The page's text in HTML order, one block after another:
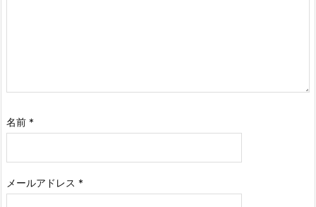
名前 *
メールアドレス *